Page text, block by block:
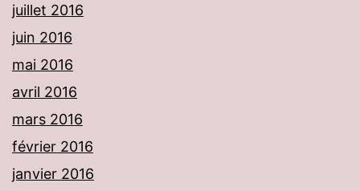
juillet 2016
juin 2016
mai 2016
avril 2016
mars 2016
février 2016
janvier 2016